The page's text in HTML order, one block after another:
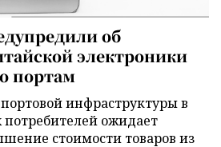
об
электроники
портам
инфраструктуры в
потребителей ожидает
стоимости товаров из